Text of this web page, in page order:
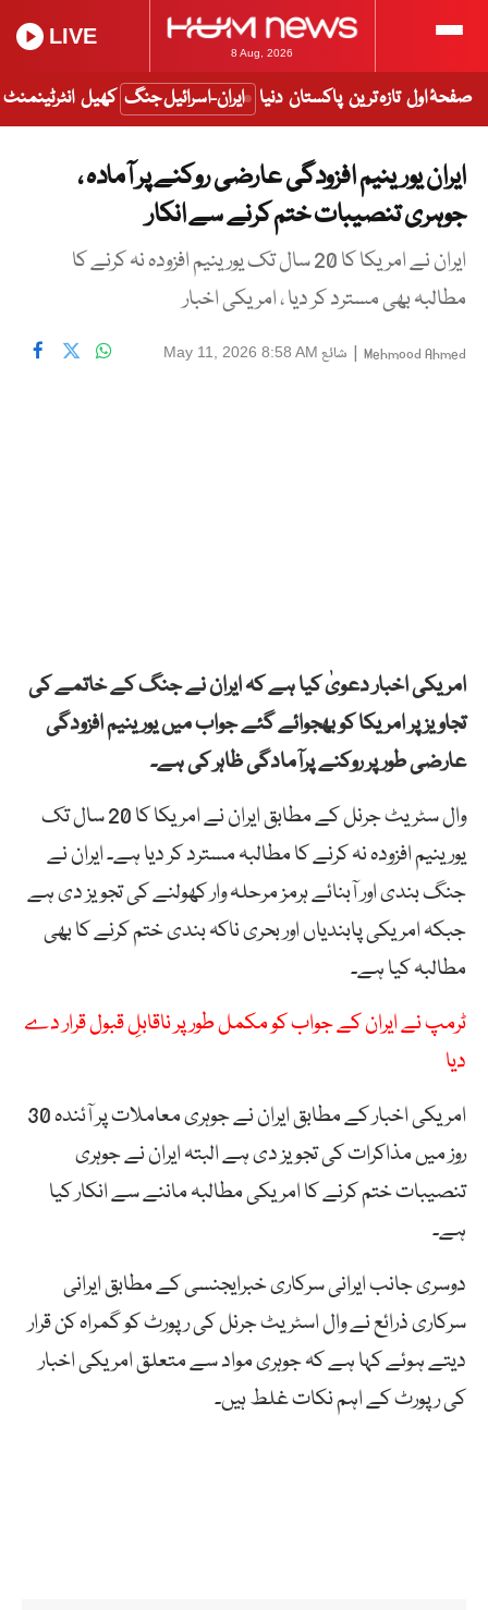
8 Aug, 2026
LIVE
صفحۂ اول تازہ ترین پاکستان دنیا ایران-اسرائیل جنگ کھیل انٹرٹینمنٹ
ایران یورینیم افزودگی عارضی روکنے پر آمادہ ،
جوہری تنصیبات ختم کرنے سے انکار
ایران نے امریکا کا 20 سال تک یورینیم افزودہ نہ کرنے کا
مطالبہ بھی مسترد کر دیا ، امریکی اخبار
Mehmood Ahmed
| شائع May 11, 2026 8:58 AM
امریکی اخبار دعویٰ کیا ہے کہ ایران نے جنگ کے خاتمے کی
تجاویز پر امریکا کو بھجوائے گئے جواب میں یورینیم افزودگی
عارضی طور پر روکنے پرآمادگی ظاہر کی ہے۔
وال سٹریٹ جرنل کے مطابق ایران نے امریکا کا 20 سال تک
یورینیم افزودہ نہ کرنے کا مطالبہ مسترد کر دیا ہے۔ ایران نے
جنگ بندی اور آبنائے ہرمز مرحلہ وار کھولنے کی تجویز دی ہے
جبکہ امریکی پابندیاں اور بحری ناکہ بندی ختم کرنے کا بھی
مطالبہ کیا ہے۔
ٹرمپ نے ایران کے جواب کو مکمل طور پر ناقابلِ قبول قرار دے
دیا
امریکی اخبار کے مطابق ایران نے جوہری معاملات پر آئندہ 30
روز میں مذاکرات کی تجویز دی ہے البتہ ایران نے جوہری
تنصیبات ختم کرنے کا امریکی مطالبہ ماننے سے انکار کیا
ہے۔
دوسری جانب ایرانی سرکاری خبرایجنسی کے مطابق ایرانی
سرکاری ذرائع نے وال اسٹریٹ جرنل کی رپورٹ کو گمراہ کن قرار
دیتے ہوئے کہا ہے کہ جوہری مواد سے متعلق امریکی اخبار
کی رپورٹ کے اہم نکات غلط ہیں۔